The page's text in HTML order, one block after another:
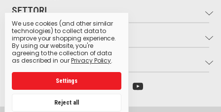
SETTORI
Industria e Artigianato
Settore Medico
Settore Estetico
Hospitality
Produzione Agroalimentare
INFO
Contatti
Cultura dell'Igiene
Glossario dei pittogrammi
LINK UTILI
Archivio preparati pericolosi
Ministero della Salute
We use cookies (and other similar
technologies) to collect data to
improve your shopping experience.
By using our website, you're
agreeing to the collection of data
as described in ourPrivacy Policy.
Settings
Reject all